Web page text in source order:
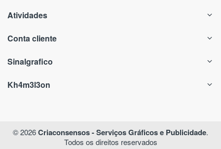
Atividades
Conta cliente
Sinalgrafico
Kh4m3l3on
© 2026Criaconsensos - Serviços Gráficos e Publicidade.
Todos os direitos reservados